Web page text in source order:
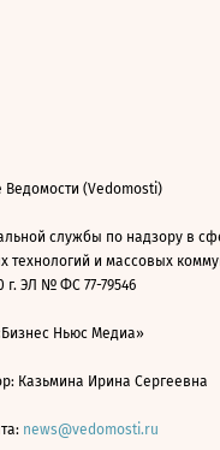
Ведомости (Vedomosti)
службы по надзору в
технологий и массовых
г. ЭЛ № ФС 77-79546
Ньюс Медиа»
Казьмина Ирина Сергеевна
news@vedomosti.ru